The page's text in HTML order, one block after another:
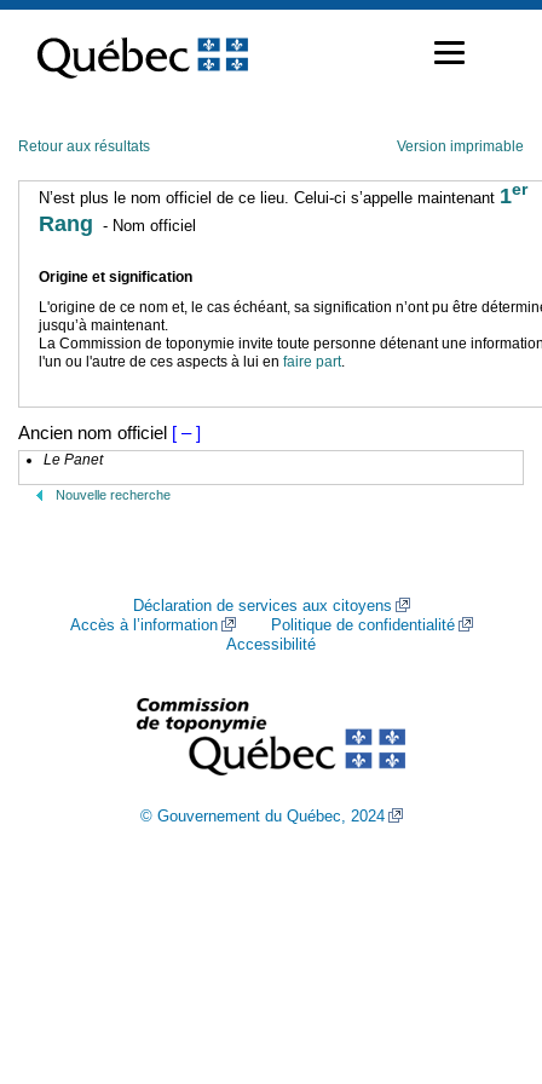
contenu
Retour aux résultats Version imprimable
N’est plus le nom officiel de ce lieu. Celui-ci s’appelle maintenant 1er
Rang - Nom officiel
Origine et signification
L'origine de ce nom et, le cas échéant, sa signification n’ont pu être
jusqu’à maintenant.
La Commission de toponymie invite toute personne détenant une
l'un ou l'autre de ces aspects à lui en faire part.
Ancien nom officiel [ – ]
Le Panet
Nouvelle recherche
Déclaration de services aux citoyens
Accès à l’information
Politique de confidentialité
Accessibilité
© Gouvernement du Québec, 2024